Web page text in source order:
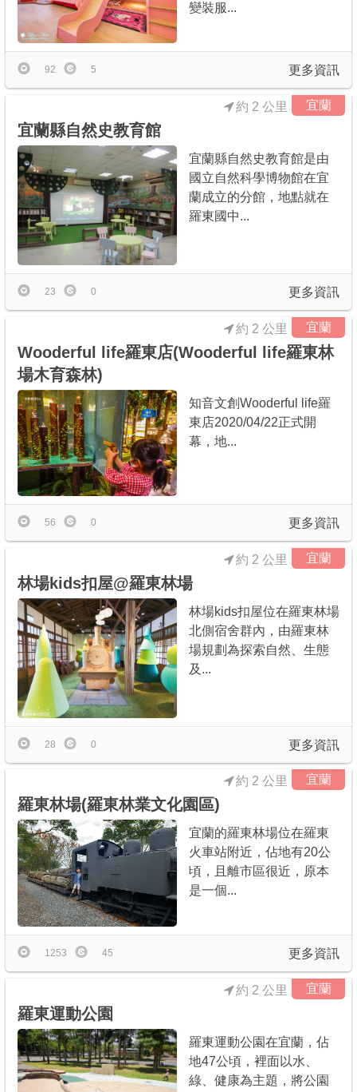
變裝服...
更多資訊
92 5
宜蘭
宜蘭縣自然史教育館
約 2 公里
宜蘭縣自然史教育館是由
國立自然科學博物館在宜
蘭成立的分館，地點就在
羅東國中...
更多資訊
23 0
宜蘭
Wooderful life羅東店(Wooderful life羅東林
場木育森林)
約 2 公里
知音文創Wooderful life羅
東店2020/04/22正式開
幕，地...
更多資訊
56 0
宜蘭
林場kids扣屋@羅東林場
約 2 公里
林場kids扣屋位在羅東林場
北側宿舍群內，由羅東林
場規劃為探索自然、生態
及...
更多資訊
28 0
宜蘭
羅東林場(羅東林業文化園區)
約 2 公里
宜蘭的羅東林場位在羅東
火車站附近，佔地有20公
頃，且離市區很近，原本
是一個...
更多資訊
1253 45
宜蘭
羅東運動公園
約 2 公里
羅東運動公園在宜蘭，佔
地47公頃，裡面以水、
綠、健康為主題，將公園